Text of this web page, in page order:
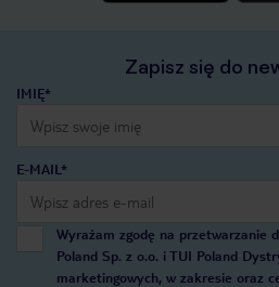
Zapisz się do
IMIĘ*
E-MAIL*
Wyrażam zgodę na przetwarzanie
Poland Sp. z o.o. i TUI Poland
marketingowych, w zakresie oraz